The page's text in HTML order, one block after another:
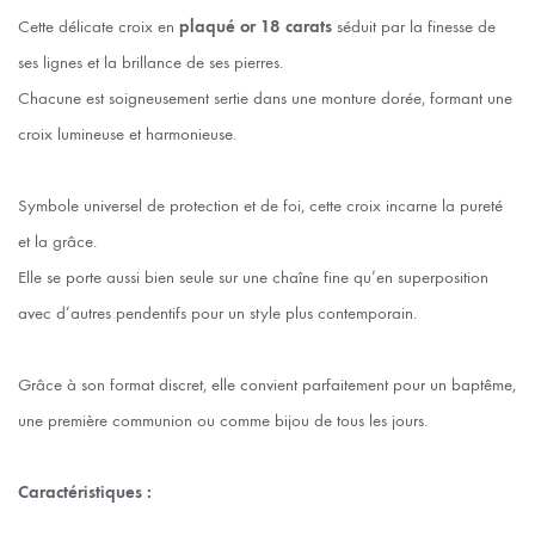
Cette délicate croix en plaqué or 18 carats séduit par la finesse de
ses lignes et la brillance de ses pierres.
Chacune est soigneusement sertie dans une monture dorée, formant une
croix lumineuse et harmonieuse.
Symbole universel de protection et de foi, cette croix incarne la pureté
et la grâce.
Elle se porte aussi bien seule sur une chaîne fine qu’en superposition
avec d’autres pendentifs pour un style plus contemporain.
Grâce à son format discret, elle convient parfaitement pour un baptême,
une première communion ou comme bijou de tous les jours.
Caractéristiques :